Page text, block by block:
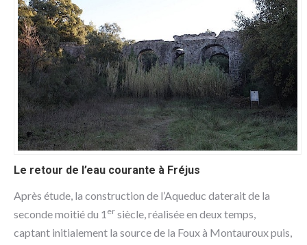
Le retour de l’eau courante à Fréjus
Après étude, la construction de l’Aqueduc daterait de la
seconde moitié du 1 er siècle, réalisée en deux temps,
captant initialement la source de la Foux à Montauroux puis,